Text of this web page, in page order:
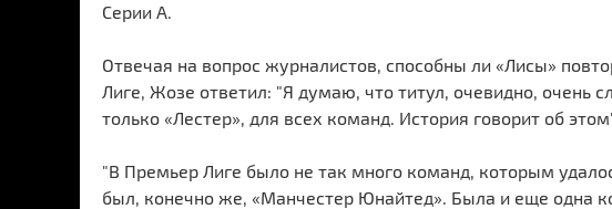
Серии А.
Отвечая на вопрос журналистов, способны ли «Лисы»
Лиге, Жозе ответил: "Я думаю, что титул, очевидно, очень
только «Лестер», для всех команд. История говорит об
"В Премьер Лиге было не так много команд, которым
был, конечно же, «Манчестер Юнайтед». Была и еще одна